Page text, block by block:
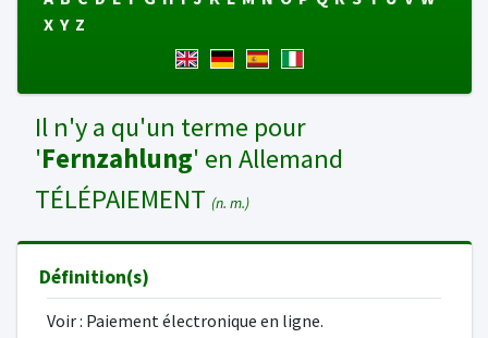
X Y Z
Il n'y a qu'un terme pour
'Fernzahlung' en Allemand
TÉLÉPAIEMENT (n. m.)
Définition(s)
Voir : Paiement électronique en ligne.